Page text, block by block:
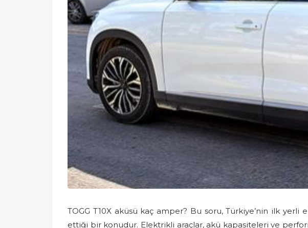
TOGG T10X aküsü kaç amper? Bu soru, Türkiye’nin ilk yerli
ettiği bir konudur. Elektrikli araçlar, akü kapasiteleri ve